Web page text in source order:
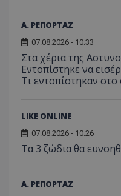
Α. ΡΕΠΟΡΤΑΖ
07.08.2026 - 10:33
Στα χέρια της
Εντοπίστηκε να
Τι εντοπίστηκαν
LIKE ONLINE
07.08.2026 - 10:26
Τα 3 ζώδια θα
Α. ΡΕΠΟΡΤΑΖ